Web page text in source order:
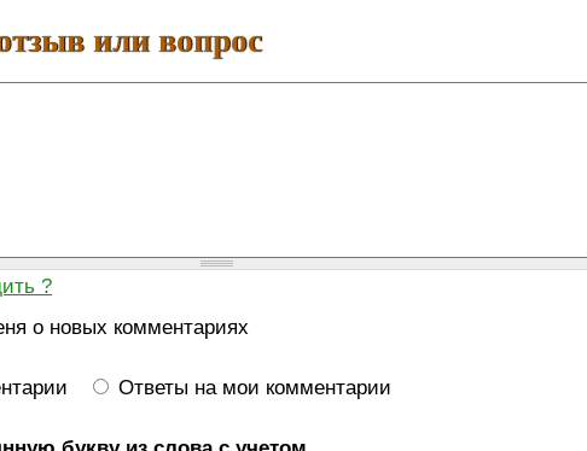
или вопрос
?
о новых комментариях
Ответы на мои комментарии